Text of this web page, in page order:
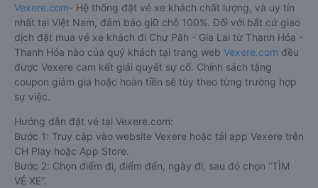
Vexere.com- Hệ thống đặt vé xe khách chất lượng, và uy tín
nhất tại Việt Nam, đảm bảo giữ chỗ 100%. Đối với bất cứ giao
dịch đặt mua vé xe khách đi Chư Păh - Gia Lai từ Thanh Hóa -
Thanh Hóa nào của quý khách tại trang web Vexere.com đều
được Vexere cam kết giải quyết sự cố. Chính sách tặng
coupon giảm giá hoặc hoàn tiền sẽ tùy theo từng trường hợp
sự việc.
Hướng dẫn đặt vé tại Vexere.com:
Bước 1: Truy cập vào website Vexere hoặc tải app Vexere trên
CH Play hoặc App Store.
Bước 2: Chọn điểm đi, điểm đến, ngày đi, sau đó chọn “TÌM
VÉ XE”.